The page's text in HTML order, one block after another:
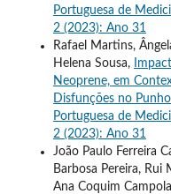
Portuguesa de
2 (2023): Ano 31
Rafael Martins,
Helena Sousa,
Neoprene, em
Disfunções no
Portuguesa de
2 (2023): Ano 31
João Paulo Ferreira
Barbosa Pereira, Rui
Ana Coquim